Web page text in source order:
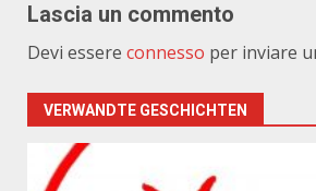
Lascia un commento
Devi essere connesso per inviare
VERWANDTE GESCHICHTEN